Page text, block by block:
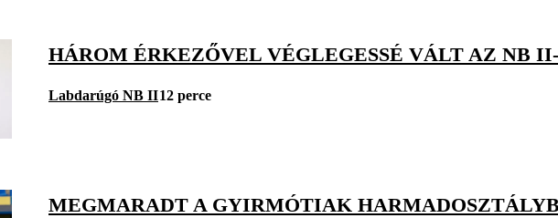
HÁROM ÉRKEZŐVEL VÉGLEGESSÉ VÁLT AZ NB
Labdarúgó NB II12 perce
MEGMARADT A GYIRMÓTIAK